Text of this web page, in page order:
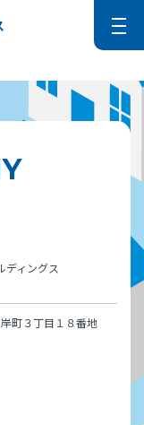
ディングス
町３丁目１８番地